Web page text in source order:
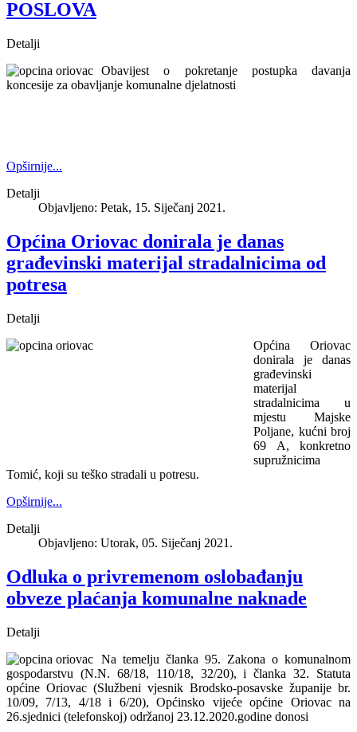
POSLOVA
Detalji
Obavijest o pokretanje postupka davanja
koncesije za obavljanje komunalne djelatnosti
Opširnije...
Detalji
Objavljeno: Petak, 15. Siječanj 2021.
Općina Oriovac donirala je danas
građevinski materijal stradalnicima od
potresa
Detalji
Općina Oriovac
donirala je danas
građevinski
materijal
stradalnicima u
mjestu Majske
Poljane, kućni broj
69 A, konkretno
supružnicima
Tomić, koji su teško stradali u potresu.
Opširnije...
Detalji
Objavljeno: Utorak, 05. Siječanj 2021.
Odluka o privremenom oslobađanju
obveze plaćanja komunalne naknade
Detalji
Na temelju članka 95. Zakona o komunalnom
gospodarstvu (N.N. 68/18, 110/18, 32/20), i članka 32. Statuta
općine Oriovac (Službeni vjesnik Brodsko-posavske županije br.
10/09, 7/13, 4/18 i 6/20), Općinsko vijeće općine Oriovac na
26.sjednici (telefonskoj) održanoj 23.12.2020.godine donosi